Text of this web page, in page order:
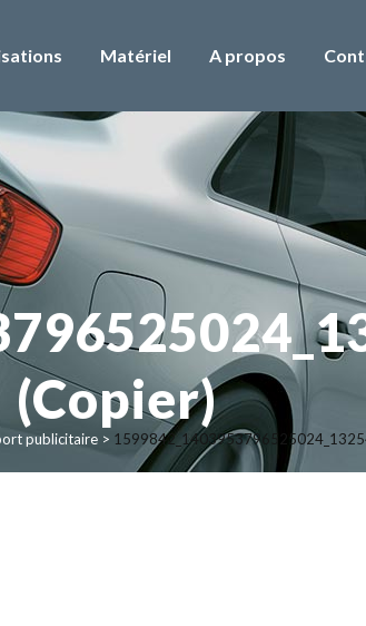
Matériel A propos
(Copier)
publicitaire >